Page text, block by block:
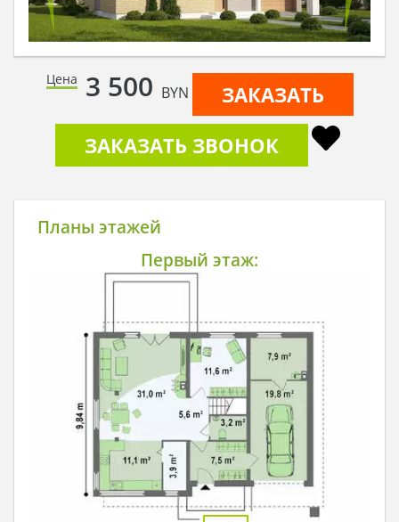
Цена 3 500 BYN
ЗАКАЗАТЬ
ЗАКАЗАТЬ ЗВОНОК
Планы этажей
Первый этаж: